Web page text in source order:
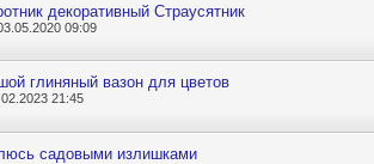
декоративный Страусятник
03.05.2020 09:09
глиняный вазон для цветов
21:45
садовыми излишками